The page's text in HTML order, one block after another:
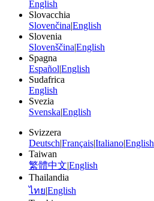
English
Slovacchia
Slovenčina|English
Slovenia
Slovenščina|English
Spagna
Español|English
Sudafrica
English
Svezia
Svenska|English
Svizzera
Deutsch|Français|Italiano|English
Taiwan
繁體中文|English
Thailandia
ไทย|English